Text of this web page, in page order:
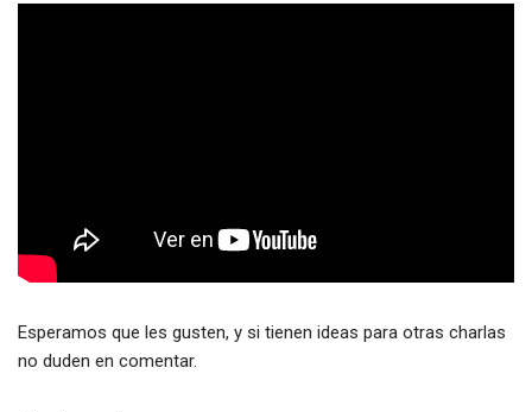
Esperamos que les gusten, y si tienen ideas para otras charlas
no duden en comentar.